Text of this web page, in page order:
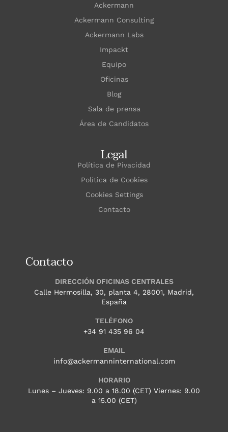
Ackermann
Ackermann Consulting
Ackermann Labs
Impackt
Equipo
Oficinas
Blog
Sala de prensa
Área de Candidatos
Legal
Política de Pivacidad
Política de Cookies
Cookies Settings
Contacto
Contacto
DIRECCIÓN OFICINAS CENTRALES
Calle Hermosilla, 30, planta 4, 28001, Madrid,
España
TELÉFONO
+34 91 435 96 04
EMAIL
info@ackermanninternational.com
HORARIO
Lunes – Jueves: 9.00 a 18.00 (CET) Viernes: 9.00
a 15.00 (CET)